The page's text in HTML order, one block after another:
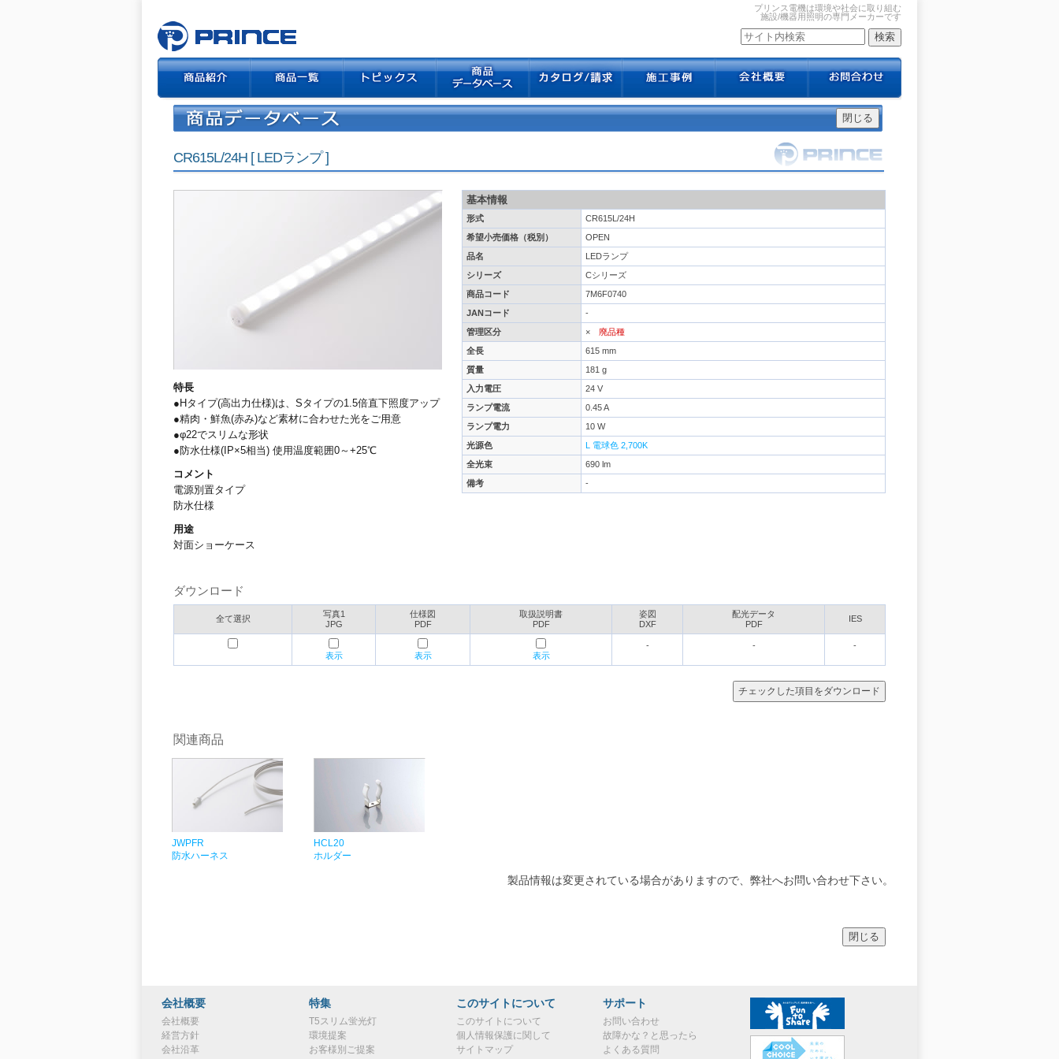
プリンス電機は環境や社会に取り組む
施設/機器用照明の専門メーカーです
CR615L/24H [ LEDランプ ]
基本情報
形式
CR615L/24H
希望小売価格（税別）
OPEN
品名
LEDランプ
シリーズ
Cシリーズ
商品コード
7M6F0740
JANコード
-
管理区分
× 廃品種
全長
615 mm
質量
181 g
入力電圧
24 V
ランプ電流
0.45 A
ランプ電力
10 W
光源色
L 電球色 2,700K
全光束
690 lm
備考
-
特長
●Hタイプ(高出力仕様)は、Sタイプの1.5倍直下照度アップ
●精肉・鮮魚(赤み)など素材に合わせた光をご用意
●φ22でスリムな形状
●防水仕様(IP×5相当) 使用温度範囲0～+25℃
コメント
電源別置タイプ
防水仕様
用途
対面ショーケース
ダウンロード
全て選択
写真1
JPG
仕様図
PDF
取扱説明書
PDF
姿図
DXF
配光データ
PDF
IES
表示 表示 表示
- - -
関連商品
JWPFR
防水ハーネス
HCL20
ホルダー
製品情報は変更されている場合がありますので、弊社へお問い合わせ下さい。
会社概要
会社概要
経営方針
会社沿革
特集
T5スリム蛍光灯
環境提案
お客様別ご提案
このサイトについて
このサイトについて
個人情報保護に関して
サイトマップ
サポート
お問い合わせ
故障かな？と思ったら
よくある質問